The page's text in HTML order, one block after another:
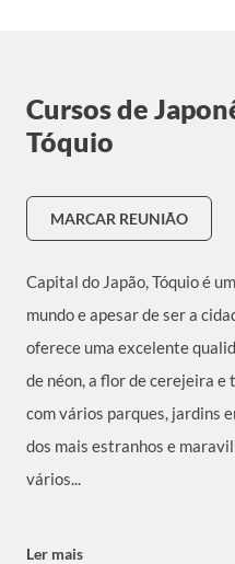
Cursos de
Tóquio
MARCAR REUNIÃO
Capital do Japão, Tóquio é
mundo e apesar de ser a
oferece uma excelente
de néon, a flor de cerejeira e
com vários parques, jardins
dos mais estranhos e
vários...
Ler mais